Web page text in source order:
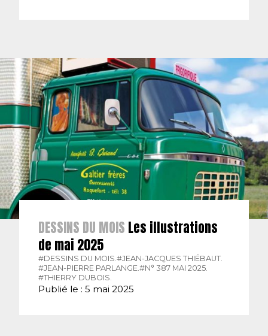
DESSINS DU MOIS Les illustrations
de mai 2025
#DESSINS DU MOIS. #JEAN-JACQUES THIÉBAUT.
#JEAN-PIERRE PARLANGE. #N° 387 MAI 2025.
#THIERRY DUBOIS.
Publié le : 5 mai 2025